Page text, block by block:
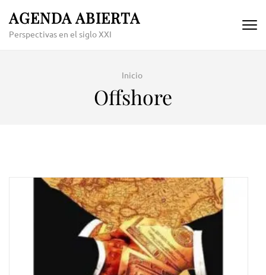
content
AGENDA ABIERTA
Perspectivas en el siglo XXI
Inicio
Offshore